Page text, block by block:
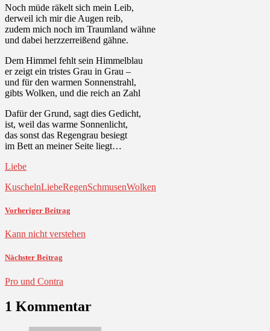
Noch müde räkelt sich mein Leib,
derweil ich mir die Augen reib,
zudem mich noch im Traumland wähne
und dabei herzzerreißend gähne.
Dem Himmel fehlt sein Himmelblau
er zeigt ein tristes Grau in Grau –
und für den warmen Sonnenstrahl,
gibts Wolken, und die reich an Zahl
Dafür der Grund, sagt dies Gedicht,
ist, weil das warme Sonnenlicht,
das sonst das Regengrau besiegt
im Bett an meiner Seite liegt…
Liebe
KuschelnLiebeRegenSchmusenWolken
Vorheriger Beitrag
Kann nicht verstehen
Nächster Beitrag
Pro und Contra
1 Kommentar